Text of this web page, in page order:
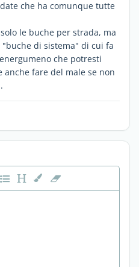
che ha comunque tutte
le buche per strada, ma
di sistema" di cui fa
che potresti
fare del male se non